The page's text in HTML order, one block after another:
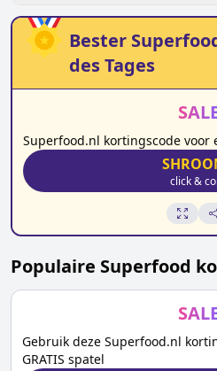
indient en andere
Bester
des Tages
Superfood.nl kortingscode voor
click &
Populaire Superfood
Gebruik deze Superfood.nl
GRATIS spatel